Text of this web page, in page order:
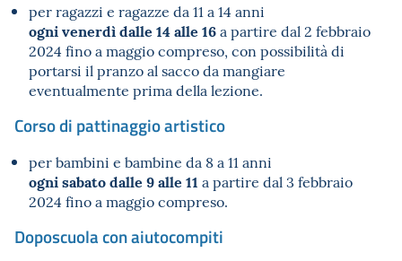
per ragazzi e ragazze da 11 a 14 anni
ogni venerdì dalle 14 alle 16a partire dal 2 febbraio
2024 fino a maggio compreso, con possibilità di
portarsi il pranzo al sacco da mangiare
eventualmente prima della lezione.
Corso di pattinaggio artistico
per bambini e bambine da 8 a 11 anni
ogni sabato dalle 9 alle 11 a partire dal 3 febbraio
2024 fino a maggio compreso.
Doposcuola con aiutocompiti